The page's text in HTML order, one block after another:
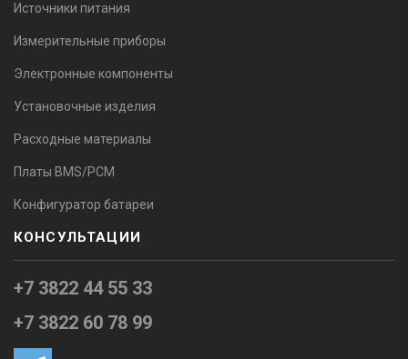
Источники питания
Измерительные приборы
Электронные компоненты
Установочные изделия
Расходные материалы
Платы BMS/PCM
Конфигуратор батареи
КОНСУЛЬТАЦИИ
+7 3822 44 55 33
+7 3822 60 78 99